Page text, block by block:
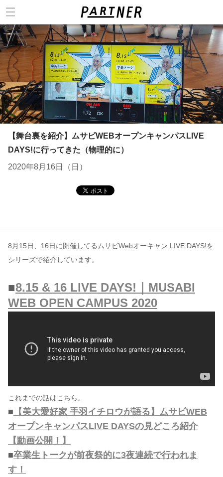
【舞台裏を紹介】ムサビWEBオープンキャンパスLIVE
DAYS!に行ってきた（物理的に）
2020年8月16日（日）
8月15日、16日に開催してるムサビWebオーキャン LIVE DAYS!を
シリーズで紹介しています。
■8.15 & 16 LIVE DAYS!｜MUSABI
WEB OPEN CAMPUS 2020
これまでの話はこちら。
■ 【美大愛好家 手羽イチロウが語る】ムサビWEB
オープンキャンパスLIVE DAYSの見どころ紹介
【動画公開！】
■卒業生トークが前夜祭的に3夜連続で行われま
す！
カテゴリ
コンテンツ
このサイトについて